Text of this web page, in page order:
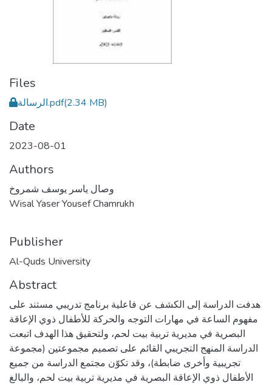
Files
الرسالة.pdf(2.34 MB)
Date
2023-08-01
Authors
وصال ياسر يوسف شمروخ
Wisal Yaser Yousef Chamrukh
Publisher
Al-Quds University
Abstract
هدفت الدراسة إلى الكشف عن فاعلية برنامج تدريبي مستند على
مفهوم الساعة في مهارات التوجه والحركة للأطفال ذوي الإعاقة
البصرية في مديرية تربية بيت لحم، ولتحقيق هذا الهدف اتبعت
الدراسة المنهج التجريبي القائم على تصميم مجموعتين (مجموعة
تجريبية وأخرى ضابطة)، وقد تكوّن مجتمع الدراسة من جميع
الأطفال ذوي الإعاقة البصرية في مديرية تربية بيت لحم، والبالغ